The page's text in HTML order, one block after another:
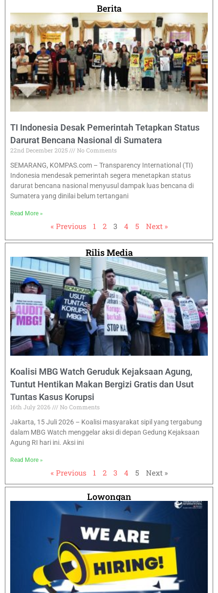
Berita
TI Indonesia Desak Pemerintah Tetapkan Status
Darurat Bencana Nasional di Sumatera
22nd December 2025
No Comments
SEMARANG, KOMPAS.com – Transparency International (TI)
Indonesia mendesak pemerintah segera menetapkan status
darurat bencana nasional menyusul dampak luas bencana di
Sumatera yang dinilai belum tertangani
Read More »
« Previous 1 2 3 4 5 Next »
Rilis Media
Koalisi MBG Watch Geruduk Kejaksaan Agung,
Tuntut Hentikan Makan Bergizi Gratis dan Usut
Tuntas Kasus Korupsi
16th July 2026
No Comments
Jakarta, 15 Juli 2026 – Koalisi masyarakat sipil yang tergabung
dalam MBG Watch menggelar aksi di depan Gedung Kejaksaan
Agung RI hari ini. Aksi ini
Read More »
« Previous 1 2 3 4 5 Next »
Lowongan